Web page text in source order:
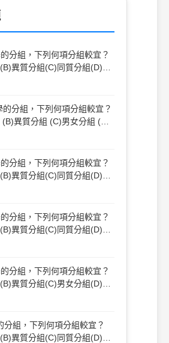
分組，下列何項分組較宜？
異質分組(C)同質分組(D)抽
分組。
的分組，下列何項分組較宜？
異質分組 (C)男女分組 (D)
分組，下列何項分組較宜？
異質分組(C)同質分組(D)抽
分組，下列何項分組較宜？
異質分組(C)同質分組(D)抽
分組，下列何項分組較宜？
異質分組(C)男女分組(D)亂
分組，下列何項分組較宜？
異質分組(C)同質分組(D)抽